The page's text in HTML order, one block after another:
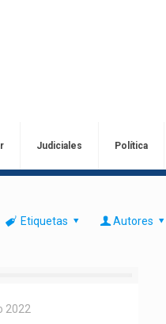
Judiciales Política
Etiquetas Autores
2022